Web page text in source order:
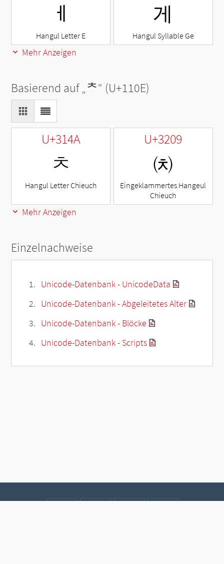
ㅔ
Hangul Letter E
게
Hangul Syllable Ge
Mehr Anzeigen
Basierend auf „ᄎ“ (U+110E)
U+314A
ㅊ
Hangul Letter Chieuch
U+3209
㈉
Eingeklammertes Hangeul
Chieuch
Mehr Anzeigen
Einzelnachweise
Unicode-Datenbank - UnicodeData
Unicode-Datenbank - Abgeleitetes Alter
Unicode-Datenbank - Blöcke
Unicode-Datenbank - Scripts